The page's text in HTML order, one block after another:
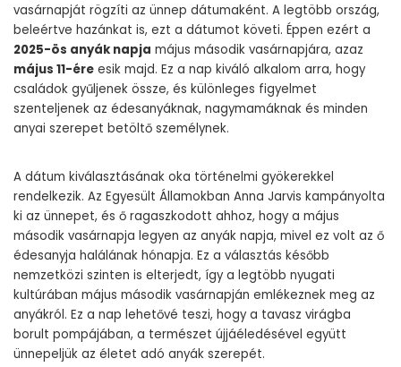
vasárnapját rögzíti az ünnep dátumaként. A legtöbb ország,
beleértve hazánkat is, ezt a dátumot követi. Éppen ezért a
2025-ös anyák napja május második vasárnapjára, azaz
május 11-ére esik majd. Ez a nap kiváló alkalom arra, hogy
családok gyűljenek össze, és különleges figyelmet
szenteljenek az édesanyáknak, nagymamáknak és minden
anyai szerepet betöltő személynek.
A dátum kiválasztásának oka történelmi gyökerekkel
rendelkezik. Az Egyesült Államokban Anna Jarvis kampányolta
ki az ünnepet, és ő ragaszkodott ahhoz, hogy a május
második vasárnapja legyen az anyák napja, mivel ez volt az ő
édesanyja halálának hónapja. Ez a választás később
nemzetközi szinten is elterjedt, így a legtöbb nyugati
kultúrában május második vasárnapján emlékeznek meg az
anyákról. Ez a nap lehetővé teszi, hogy a tavasz virágba
borult pompájában, a természet újjáéledésével együtt
ünnepeljük az életet adó anyák szerepét.